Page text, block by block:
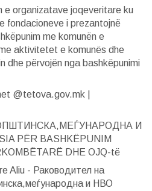
e organizatave joqeveritare ku
fondacioneve i prezantojnë
me komunën e
aktivitetet e komunës dhe
dhe përvojën nga bashkëpunimi
@tetova.gov.mk |
И
PËR BASHKËPUNIM
DHE OJQ-të
Aliu - Раководител на
и НВО